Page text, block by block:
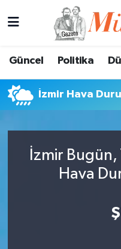
Güncel Politika
İzmir Hava
İzmir Bugün,
Hava
Eğitim
Tüm Manşetler